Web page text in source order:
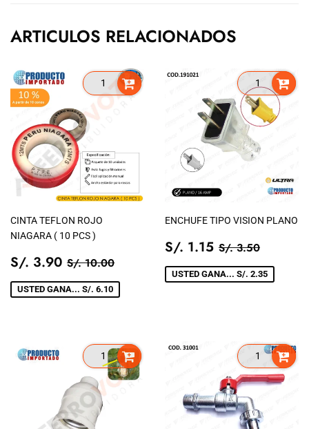
ARTICULOS RELACIONADOS
CINTA TEFLON ROJO
NIAGARA ( 10 PCS )
PRECIO
DE
VENTA
S/. 3.90 S/.
3.90
PRECIO TIENDA
S/. 10.00 S/. 10.00
USTED GANA... S/. 6.10
ENCHUFE TIPO VISION PLANO
PRECIO
DE
VENTA
S/. 1.15 S/.
1.15
PRECIO
S/. 3.50
USTED GANA... S/. 2.35